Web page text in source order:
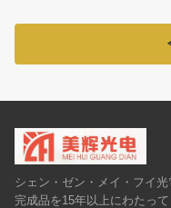
シェン・ゼン・メイ・フイ
完成品を15年以上にわたっ